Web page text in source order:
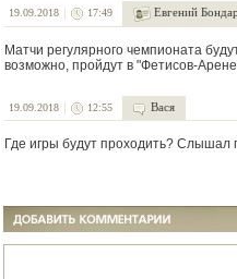
19.09.2018 17:49 Евгений
Матчи регулярного чемпионата
возможно, пройдут в "Фетисов-
19.09.2018 12:55 Вася
Где игры будут проходить? Слышал